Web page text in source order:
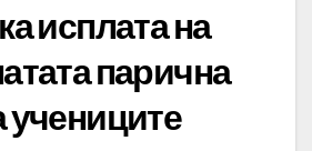
исплата на
парична